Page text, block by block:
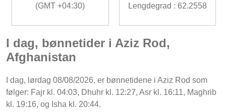
(GMT +04:30)
Lengdegrad : 62.2558
I dag, bønnetider i Aziz Rod,
Afghanistan
I dag, lørdag 08/08/2026, er bønnetidene i Aziz Rod som
følger: Fajr kl. 04:03, Dhuhr kl. 12:27, Asr kl. 16:11, Maghrib
kl. 19:16, og Isha kl. 20:44.